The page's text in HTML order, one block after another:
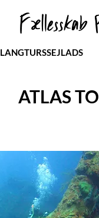
LANGTURSSEJLADS
ATLAS